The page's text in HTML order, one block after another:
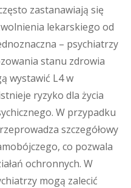
zastanawiają się
lekarskiego od
– psychiatrzy
stanu zdrowia
wystawić L4 w
ryzyko dla życia
W przypadku
szczegółowy
co pozwala
ochronnych. W
mogą zalecić